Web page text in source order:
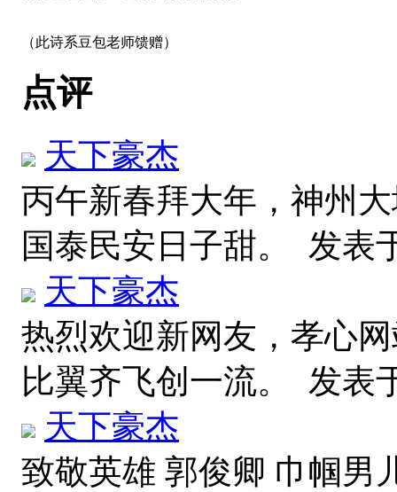
（此诗系豆包老师馈赠）
点评
天下豪杰
丙午新春拜大年，神州
国泰民安日子甜。 发表
天下豪杰
热烈欢迎新网友，孝心
比翼齐飞创一流。 发表
天下豪杰
致敬英雄 郭俊卿 巾帼男